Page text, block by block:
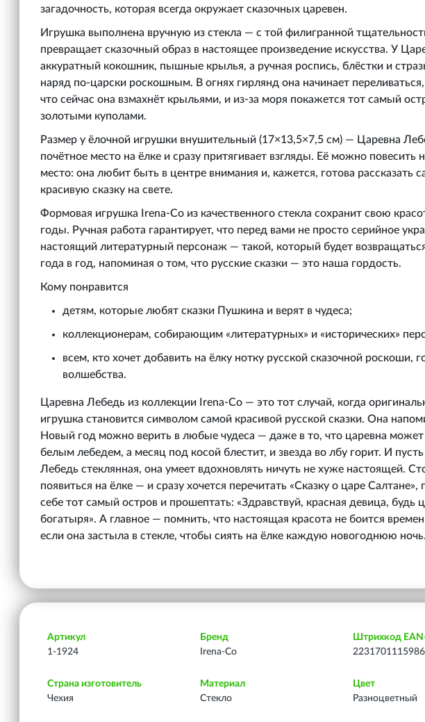
загадочность, которая всегда окружает сказочных царевен.
Игрушка выполнена вручную из стекла — с той филигранной
превращает сказочный образ в настоящее произведение искусства. У
аккуратный кокошник, пышные крылья, а ручная роспись, блёстки и
наряд по-царски роскошным. В огнях гирлянд она начинает
что сейчас она взмахнёт крыльями, и из-за моря покажется тот самый
золотыми куполами.
Размер у ёлочной игрушки внушительный (17×13,5×7,5 см) — Царевна
почётное место на ёлке и сразу притягивает взгляды. Её можно повесить
место: она любит быть в центре внимания и, кажется, готова рассказать
красивую сказку на свете.
Формовая игрушка Irena-Co из качественного стекла сохранит свою
годы. Ручная работа гарантирует, что перед вами не просто серийное
настоящий литературный персонаж — такой, который будет
года в год, напоминая о том, что русские сказки — это наша гордость.
Кому понравится
детям, которые любят сказки Пушкина и верят в чудеса;
коллекционерам, собирающим «литературных» и «исторических»
всем, кто хочет добавить на ёлку нотку русской сказочной роскоши,
волшебства.
Царевна Лебедь из коллекции Irena-Co — это тот случай, когда
игрушка становится символом самой красивой русской сказки. Она
Новый год можно верить в любые чудеса — даже в то, что царевна может
белым лебедем, а месяц под косой блестит, и звезда во лбу горит. И
Лебедь стеклянная, она умеет вдохновлять ничуть не хуже настоящей.
появиться на ёлке — и сразу хочется перечитать «Сказку о царе Салтане»,
себе тот самый остров и прошептать: «Здравствуй, красная девица, будь
богатыря». А главное — помнить, что настоящая красота не боится
если она застыла в стекле, чтобы сиять на ёлке каждую новогоднюю
Артикул
1-1924
Бренд
Irena-Co
Штрихкод
2231701115986
Страна изготовитель
Чехия
Материал
Стекло
Цвет
Разноцветный